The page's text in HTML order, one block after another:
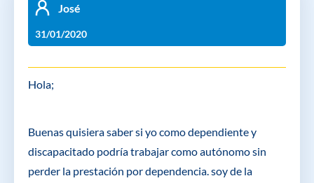
José
31/01/2020
Hola;
Buenas quisiera saber si yo como dependiente y
discapacitado podría trabajar como autónomo sin
perder la prestación por dependencia. soy de la